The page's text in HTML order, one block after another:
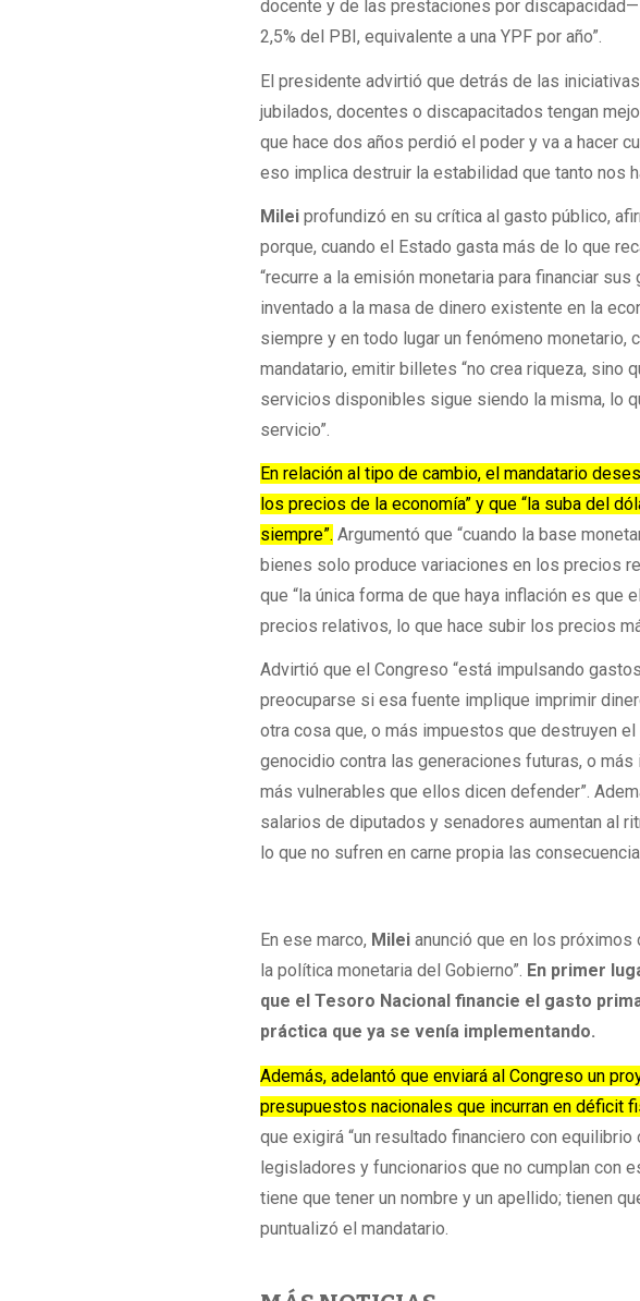
docente y de las prestaciones por
2,5% del PBI, equivalente a una YPF por año”.
El presidente advirtió que detrás de las
jubilados, docentes o discapacitados tengan
que hace dos años perdió el poder y va a hacer
eso implica destruir la estabilidad que tanto nos
Mileiprofundizó en su crítica al gasto público,
porque, cuando el Estado gasta más de lo que
“recurre a la emisión monetaria para financiar
inventado a la masa de dinero existente en la
siempre y en todo lugar un fenómeno monetario,
mandatario, emitir billetes “no crea riqueza, sino
servicios disponibles sigue siendo la misma, lo
servicio”.
En relación al tipo de cambio, el mandatario
los precios de la economía” y que “la suba del
siempre”. Argumentó que “cuando la base
bienes solo produce variaciones en los precios
que “la única forma de que haya inflación es que
precios relativos, lo que hace subir los precios
Advirtió que el Congreso “está impulsando
preocuparse si esa fuente implique imprimir
otra cosa que, o más impuestos que destruyen
genocidio contra las generaciones futuras, o
más vulnerables que ellos dicen defender”.
salarios de diputados y senadores aumentan al
lo que no sufren en carne propia las
En ese marco, Mileianunció que en los próximos
la política monetaria del Gobierno”. En primer
que el Tesoro Nacional financie el gasto
práctica que ya se venía implementando.
Además, adelantó que enviará al Congreso un
presupuestos nacionales que incurran en déficit
que exigirá “un resultado financiero con
legisladores y funcionarios que no cumplan con
tiene que tener un nombre y un apellido; tienen
puntualizó el mandatario.